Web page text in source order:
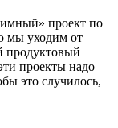
проект по
мы уходим от
продуктовый
проекты надо
это случилось,